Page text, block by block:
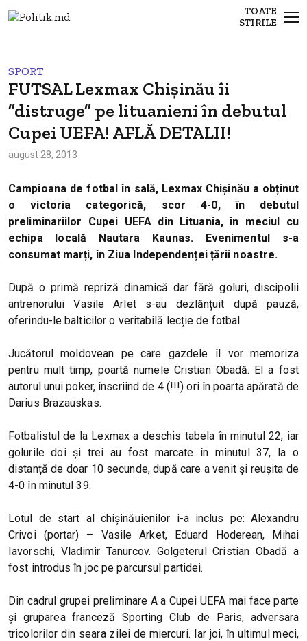
TOATE
STIRILE
SPORT
FUTSAL Lexmax Chișinău îi
”distruge” pe lituanieni în debutul
Cupei UEFA! AFLĂ DETALII!
august 28, 2013
Campioana de fotbal în sală, Lexmax Chișinău a obținut
o victoria categorică, scor 4-0, în debutul
preliminariilor Cupei UEFA din Lituania, în meciul cu
echipa locală Nautara Kaunas. Evenimentul s-a
consumat marți, în Ziua Independenței țării noastre.
După o primă repriză dinamică dar fără goluri, discipolii
antrenorului Vasile Arlet s-au dezlănțuit după pauză,
oferindu-le balticilor o veritabilă lecție de fotbal.
Jucătorul moldovean pe care gazdele îl vor memoriza
pentru mult timp, poartă numele Cristian Obadă. El a fost
autorul unui poker, înscriind de 4 (!!!) ori în poarta apărată de
Darius Brazauskas.
Fotbalistul de la Lexmax a deschis tabela în minutul 22, iar
golurile doi și trei au fost marcate în minutul 37, la o
distanță de doar 10 secunde, după care a venit și reușita de
4-0 în minutul 39.
Lotul de start al chișinăuienilor i-a inclus pe: Alexandru
Crivoi (portar) – Vasile Arket, Eduard Hoderean, Mihai
Iavorschi, Vladimir Tanurcov. Golgeterul Cristian Obadă a
fost introdus în joc pe parcursul partidei.
Din cadrul grupei preliminare A a Cupei UEFA mai face parte
și gruparea franceză Sporting Club de Paris, adversara
tricolorilor din seara zilei de miercuri. Iar joi, în ultimul meci,